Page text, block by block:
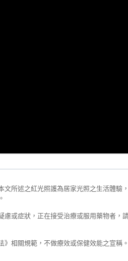
所述之紅光照護為居家光照之生活體驗
或症狀，正在接受治療或服用藥物者，
相關規範，不做療效或保健效能之宣稱。